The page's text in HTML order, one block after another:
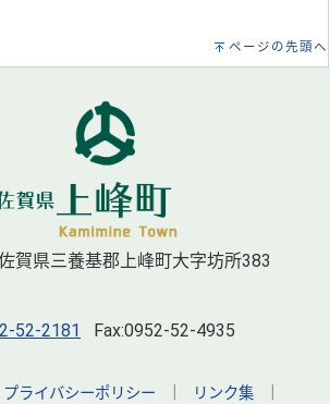
ページの先頭へ
賀県三養基郡上峰町大字坊所383
52-2181 Fax:0952-52-4935
プライバシーポリシー リンク集